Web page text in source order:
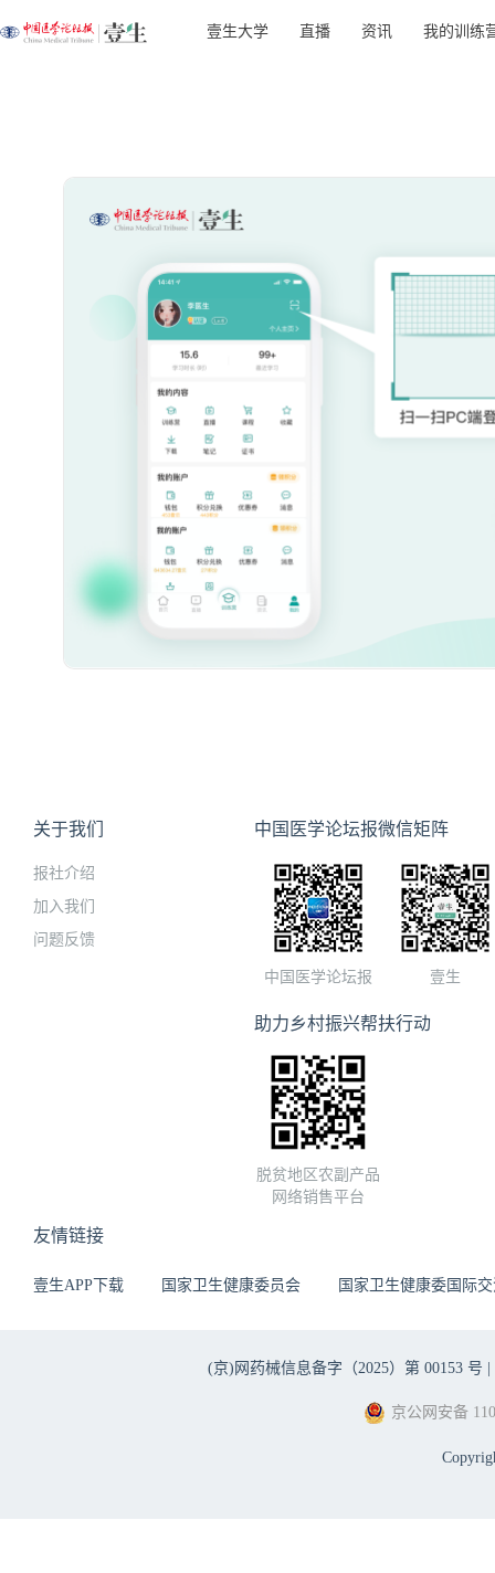
壹生大学 直播 资讯 我的训练
关于我们
报社介绍
加入我们
问题反馈
中国医学论坛报微信矩阵
中国医学论坛报 壹生
助力乡村振兴帮扶行动
脱贫地区农副产品
网络销售平台
友情链接
壹生APP下载 国家卫生健康委员会 国家卫生健康委国际
(京)网药械信息备字（2025）第 00153 号 |
京公网安备